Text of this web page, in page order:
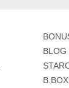
BLOG
B.BOX